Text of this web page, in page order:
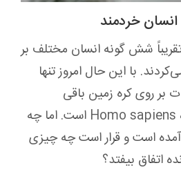
شش گونه انسان مختلف بر
با این حال امروز تنها
بر روی کره زمین باقی
مانده‌اند. اسم این گروه Homo sapiens است. اما چه
است و قرار است چه چیزی
اتفاق بیفتد؟